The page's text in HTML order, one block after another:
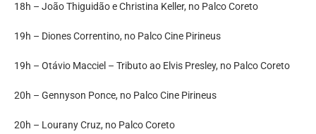
18h – João Thiguidão e Christina Keller, no Palco Coreto
19h – Diones Correntino, no Palco Cine Pirineus
19h – Otávio Macciel – Tributo ao Elvis Presley, no Palco Coreto
20h – Gennyson Ponce, no Palco Cine Pirineus
20h – Lourany Cruz, no Palco Coreto